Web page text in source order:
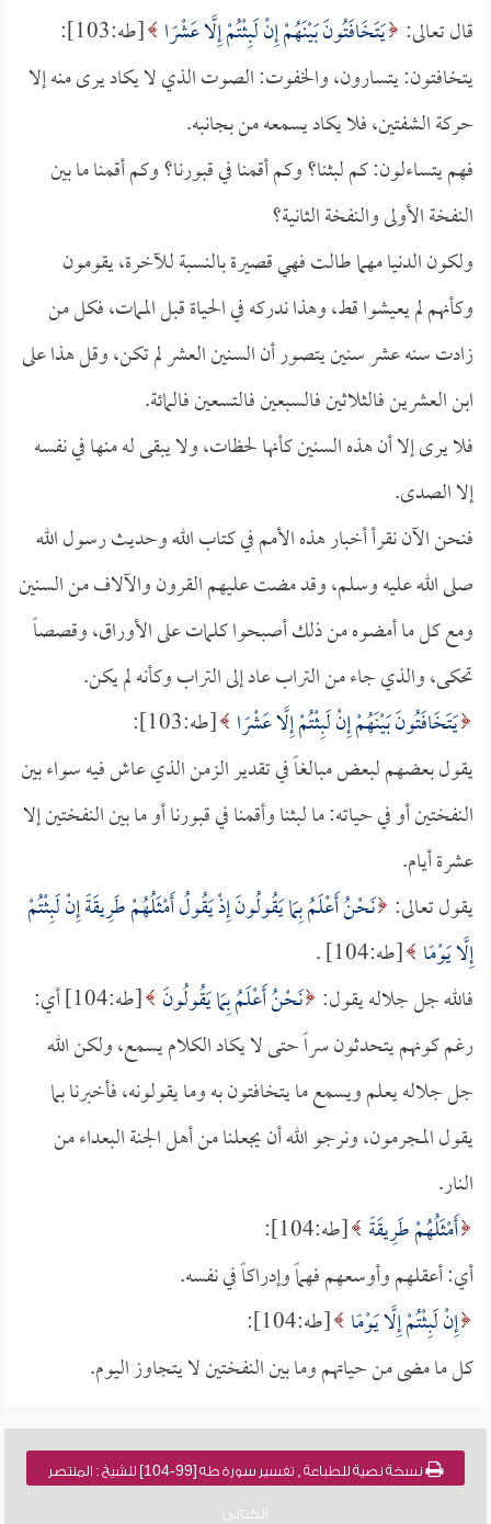
قال تعالى: يَتَخَافَتُونَ بَيْنَهُمْ إِنْ لَبِثْتُمْ إِلَّا عَشْرًا [طه:103]:
يتخافتون: يتسارون، والخفوت: الصوت الذي لا يكاد يرى منه إلا
حركة الشفتين، فلا يكاد يسمعه من بجانبه.
فهم يتساءلون: كم لبثنا؟ وكم أقمنا في قبورنا؟ وكم أقمنا ما بين
النفخة الأولى والنفخة الثانية؟
ولكون الدنيا مهما طالت فهي قصيرة بالنسبة للآخرة، يقومون
وكأنهم لم يعيشوا قط، وهذا ندركه في الحياة قبل الممات، فكل من
زادت سنه عشر سنين يتصور أن السنين العشر لم تكن، وقل هذا على
ابن العشرين فالثلاثين فالسبعين فالتسعين فالمائة.
فلا يرى إلا أن هذه السنين كأنها لحظات، ولا يبقى له منها في نفسه
إلا الصدى.
فنحن الآن نقرأ أخبار هذه الأمم في كتاب الله وحديث رسول الله
صلى الله عليه وسلم، وقد مضت عليهم القرون والآلاف من السنين
ومع كل ما أمضوه من ذلك أصبحوا كلمات على الأوراق، وقصصاً
تحكى، والذي جاء من التراب عاد إلى التراب وكأنه لم يكن.
يَتَخَافَتُونَ بَيْنَهُمْ إِنْ لَبِثْتُمْ إِلَّا عَشْرًا [طه:103]:
يقول بعضهم لبعض مبالغاً في تقدير الزمن الذي عاش فيه سواء بين
النفختين أو في حياته: ما لبثنا وأقمنا في قبورنا أو ما بين النفختين إلا
عشرة أيام.
يقول تعالى: نَحْنُ أَعْلَمُ بِمَا يَقُولُونَ إِذْ يَقُولُ أَمْثَلُهُمْ طَرِيقَةً إِنْ لَبِثْتُمْ
إِلَّا يَوْمًا [طه:104] .
فالله جل جلاله يقول: نَحْنُ أَعْلَمُ بِمَا يَقُولُونَ
[طه:104] أي:
رغم كونهم يتحدثون سراً حتى لا يكاد الكلام يسمع، ولكن الله
جل جلاله يعلم ويسمع ما يتخافتون به وما يقولونه، فأخبرنا بما
يقول المجرمون، ونرجو الله أن يجعلنا من أهل الجنة البعداء من
النار.
أَمْثَلُهُمْ طَرِيقَةً [طه:104]:
أي: أعقلهم وأوسعهم فهماً وإدراكاً في نفسه.
إِنْ لَبِثْتُمْ إِلَّا يَوْمًا [طه:104]:
كل ما مضى من حياتهم وما بين النفختين لا يتجاوز اليوم.
نسخة نصية للطباعة , تفسير سورة طه [99-104] للشيخ : المنتصر
الكتاني